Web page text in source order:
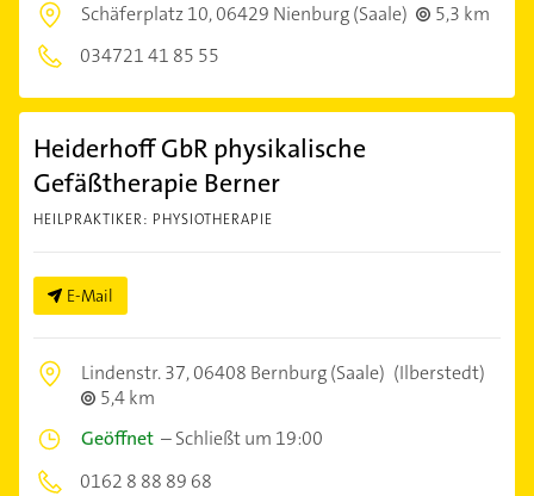
Schäferplatz 10,06429 Nienburg (Saale)
5,3 km
034721 41 85 55
Heiderhoff GbR physikalische
Gefäßtherapie Berner
HEILPRAKTIKER: PHYSIOTHERAPIE
E-Mail
Lindenstr. 37,06408 Bernburg (Saale) (Ilberstedt)
5,4 km
Geöffnet –Schließt um 19:00
0162 8 88 89 68